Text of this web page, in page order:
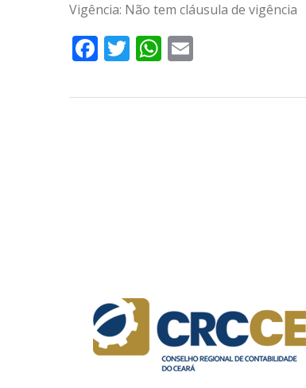
Vigência: Não tem cláusula de vigência
Facebook
TwitterWhatsApp